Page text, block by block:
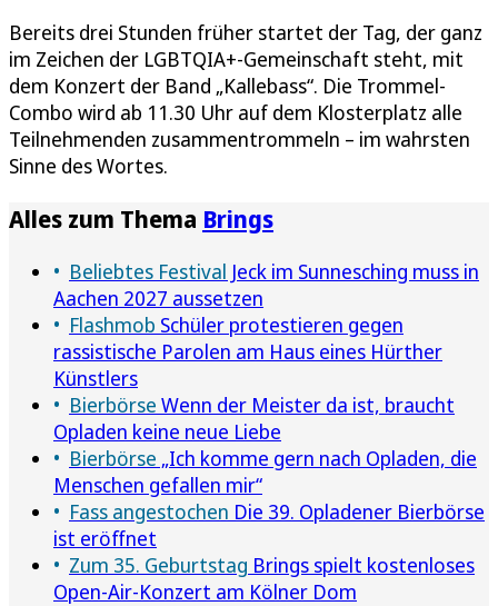
Bereits drei Stunden früher startet der Tag, der ganz
im Zeichen der LGBTQIA+-Gemeinschaft steht, mit
dem Konzert der Band „Kallebass“. Die Trommel-
Combo wird ab 11.30 Uhr auf dem Klosterplatz alle
Teilnehmenden zusammentrommeln – im wahrsten
Sinne des Wortes.
Alles zum Thema Brings
Beliebtes Festival Jeck im Sunnesching muss in
Aachen 2027 aussetzen
Flashmob Schüler protestieren gegen
rassistische Parolen am Haus eines Hürther
Künstlers
Bierbörse Wenn der Meister da ist, braucht
Opladen keine neue Liebe
Bierbörse „Ich komme gern nach Opladen, die
Menschen gefallen mir“
Fass angestochen Die 39. Opladener Bierbörse
ist eröffnet
Zum 35. Geburtstag Brings spielt kostenloses
Open-Air-Konzert am Kölner Dom